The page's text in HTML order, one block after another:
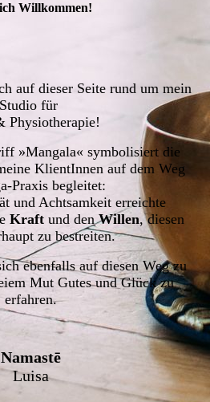
Willkommen!
auf dieser Seite rund um mein
Studio für
Physiotherapie!
»Mangala« symbolisiert die
KlientInnen auf dem Weg
Praxis begleitet:
und Achtsamkeit erreichte
Kraft und denWillen, diesen
zu bestreiten.
ebenfalls auf diesen Weg zu
Mut Gutes und Glück zu
erfahren.
Namastē
Luisa